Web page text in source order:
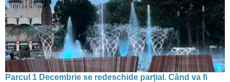
Parcul 1 Decembrie se redeschide parțial. Când va fi